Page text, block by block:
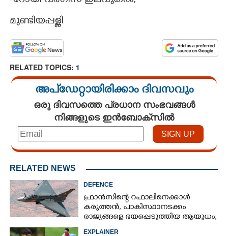
മുണ്ടിയപ്പള്ളി
RELATED TOPICS: 1
അപ്ഡേറ്റായിരിക്കാം ദിവസവും
ഒരു ദിവസത്തെ പ്രധാന സംഭവങ്ങൾ
നിങ്ങളുടെ ഇൻബോക്സിൽ
RELATED NEWS
DEFENCE
ഫ്രാൻസിന്റെ റഫാലിനെക്കാൾ
കരുത്തൻ,​ പാകിസ്ഥാനടക്കം
രാജ്യങ്ങളെ ഭയപ്പെടുത്തിയ ആയുധം,​
ഇന്ത്യ നിർമ്മിച്ച എണ്ണം 100ലേക്ക്
EXPLAINER